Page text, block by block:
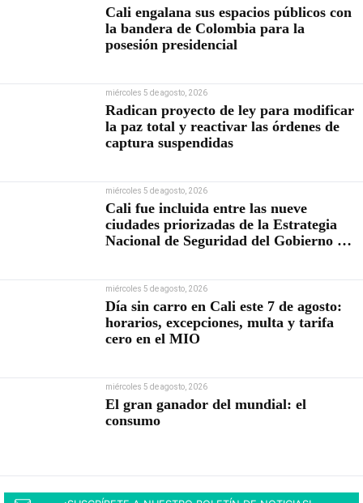
Cali engalana sus espacios públicos con
la bandera de Colombia para la
posesión presidencial
miércoles 5 de agosto, 2026
Radican proyecto de ley para modificar
la paz total y reactivar las órdenes de
captura suspendidas
miércoles 5 de agosto, 2026
Cali fue incluida entre las nueve
ciudades priorizadas de la Estrategia
Nacional de Seguridad del Gobierno de
miércoles 5 de agosto, 2026
Día sin carro en Cali este 7 de agosto:
horarios, excepciones, multa y tarifa
cero en el MIO
miércoles 5 de agosto, 2026
El gran ganador del mundial: el
consumo